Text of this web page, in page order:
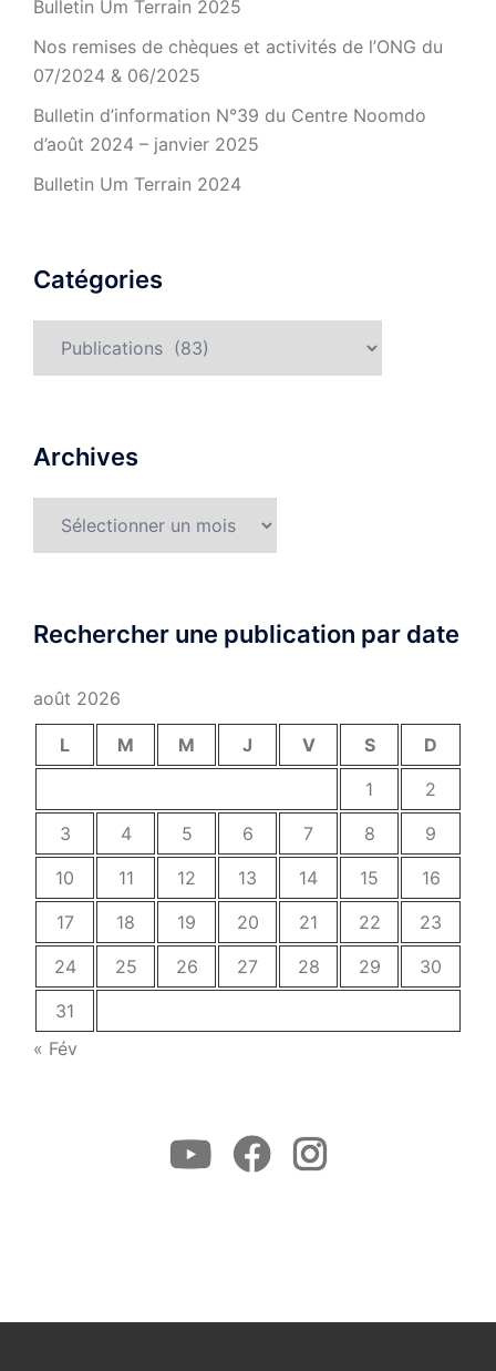
Bulletin Um Terrain 2025
Nos remises de chèques et activités de l’ONG du
07/2024 & 06/2025
Bulletin d’information N°39 du Centre Noomdo
d’août 2024 – janvier 2025
Bulletin Um Terrain 2024
Catégories
Archives
Rechercher une publication par date
août 2026
L M M J V S
D
1
2
3
4 5 6 7 8
9
10
11 12 13 14 15
16
17
18 19 20 21 22
23
24
25 26 27 28 29
30
31
« Fév
Youtube FacebookInstagram